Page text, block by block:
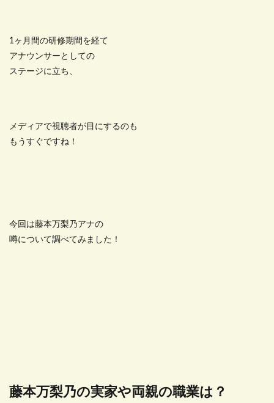
1ヶ月間の研修期間を経て
アナウンサーとしての
ステージに立ち、
メディアで視聴者が目にするのも
もうすぐですね！
今回は藤本万梨乃アナの
噂について調べてみました！
藤本万梨乃の実家や両親の職業は？